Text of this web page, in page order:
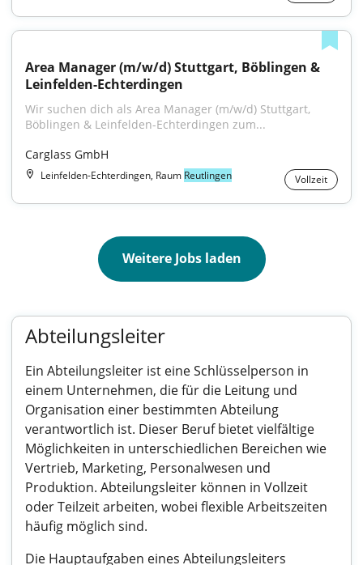
Area Manager (m/w/d) Stuttgart, Böblingen &
Leinfelden-Echterdingen
Wir suchen dich als Area Manager (m/w/d) Stuttgart,
Böblingen & Leinfelden-Echterdingen zum...
Carglass GmbH
Leinfelden-Echterdingen, Raum Reutlingen Vollzeit
Weitere Jobs laden
Abteilungsleiter
Ein Abteilungsleiter ist eine Schlüsselperson in
einem Unternehmen, die für die Leitung und
Organisation einer bestimmten Abteilung
verantwortlich ist. Dieser Beruf bietet vielfältige
Möglichkeiten in unterschiedlichen Bereichen wie
Vertrieb, Marketing, Personalwesen und
Produktion. Abteilungsleiter können in Vollzeit
oder Teilzeit arbeiten, wobei flexible Arbeitszeiten
häufig möglich sind.
Die Hauptaufgaben eines Abteilungsleiters